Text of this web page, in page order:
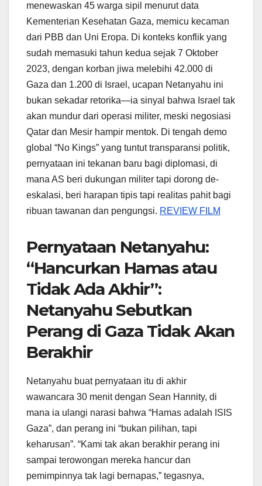
menewaskan 45 warga sipil menurut data
Kementerian Kesehatan Gaza, memicu kecaman
dari PBB dan Uni Eropa. Di konteks konflik yang
sudah memasuki tahun kedua sejak 7 Oktober
2023, dengan korban jiwa melebihi 42.000 di
Gaza dan 1.200 di Israel, ucapan Netanyahu ini
bukan sekadar retorika—ia sinyal bahwa Israel tak
akan mundur dari operasi militer, meski negosiasi
Qatar dan Mesir hampir mentok. Di tengah demo
global “No Kings” yang tuntut transparansi politik,
pernyataan ini tekanan baru bagi diplomasi, di
mana AS beri dukungan militer tapi dorong de-
eskalasi, beri harapan tipis tapi realitas pahit bagi
ribuan tawanan dan pengungsi. REVIEW FILM
Pernyataan Netanyahu:
“Hancurkan Hamas atau
Tidak Ada Akhir”:
Netanyahu Sebutkan
Perang di Gaza Tidak Akan
Berakhir
Netanyahu buat pernyataan itu di akhir
wawancara 30 menit dengan Sean Hannity, di
mana ia ulangi narasi bahwa “Hamas adalah ISIS
Gaza”, dan perang ini “bukan pilihan, tapi
keharusan”. “Kami tak akan berakhir perang ini
sampai terowongan mereka hancur dan
pemimpinnya tak lagi bernapas,” tegasnya,